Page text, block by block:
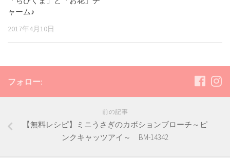
ャーム♪
2017年4月10日
フォロー:
前の記事
【無料レシピ】ミニうさぎのカボションブローチ～ピ
ンクキャッツアイ～ BM-14342